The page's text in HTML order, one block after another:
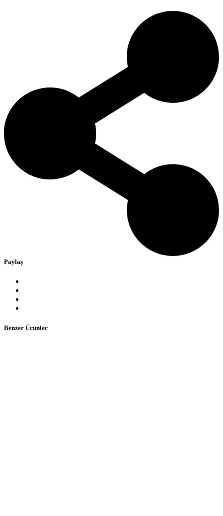
Paylaş
Benzer Ürünler